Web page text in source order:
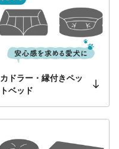
カドラー・縁付きペッ
トベッド